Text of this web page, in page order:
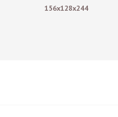
156x128x244